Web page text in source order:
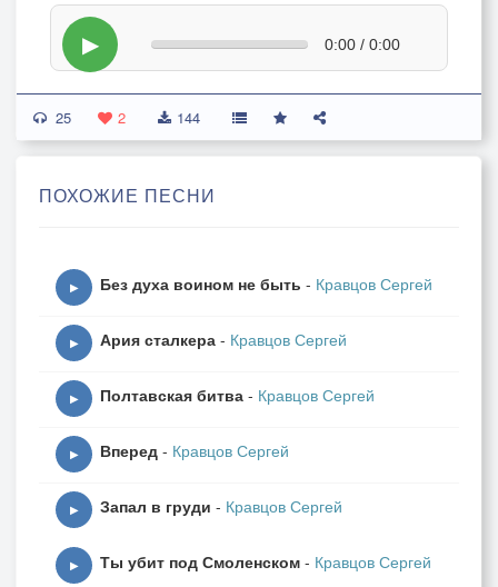
▶ 0:00 / 0:00
25 2 144
ПОХОЖИЕ ПЕСНИ
▶ Без духа воином не быть - Кравцов Сергей
▶ Ария сталкера - Кравцов Сергей
▶ Полтавская битва - Кравцов Сергей
▶ Вперед - Кравцов Сергей
▶ Запал в груди - Кравцов Сергей
▶ Ты убит под Смоленском - Кравцов Сергей